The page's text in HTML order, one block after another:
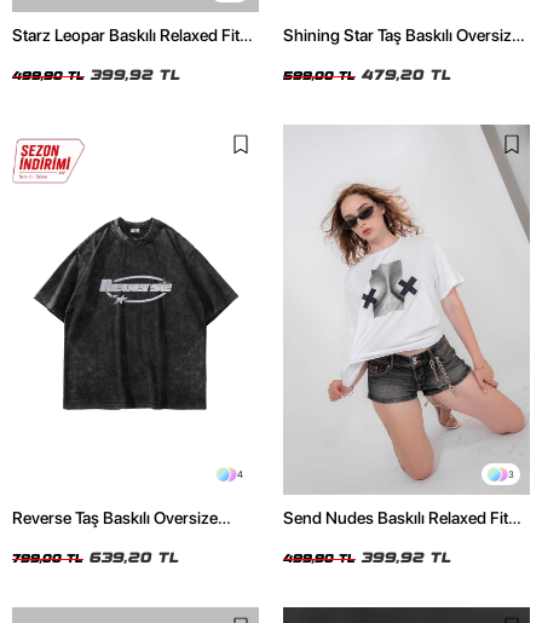
Starz Leopar Baskılı Relaxed Fit
499,90 TL 399,92 TL
Shining Star Taş Baskılı Oversize
599,00 TL 479,20 TL
4
Reverse Taş Baskılı Oversize
799,00 TL 639,20 TL
3
Send Nudes Baskılı Relaxed Fit
499,90 TL 399,92 TL